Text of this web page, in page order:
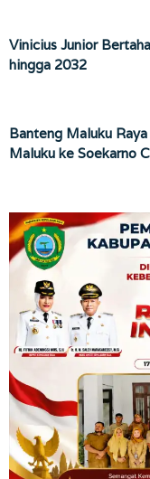
Vinicius Junior
hingga 2032
Banteng Maluku
Maluku ke Soekarno